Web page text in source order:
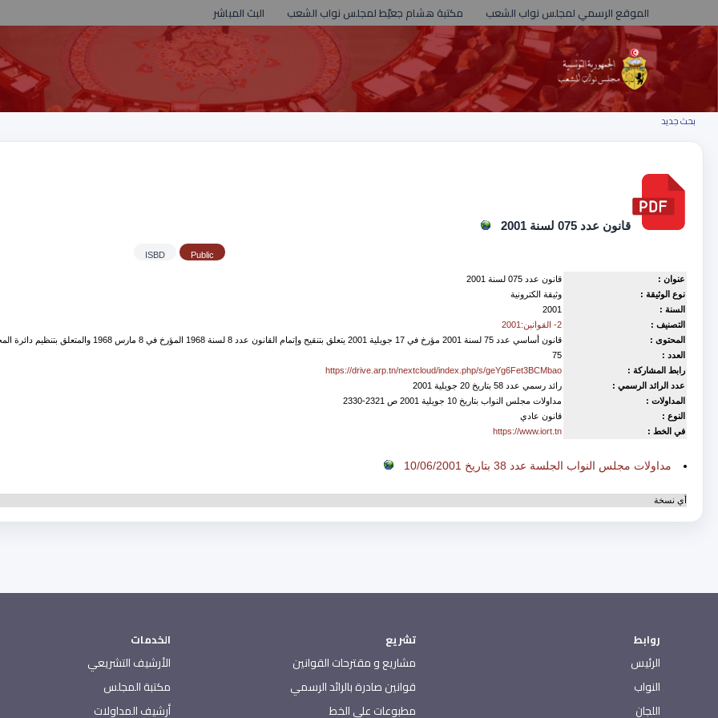
الموقع الرسمي لمجلس نواب الشعب مكتبة هشام جعيّط لمجلس نواب الشعب البث المباشر
بحث جديد
قانون عدد 075 لسنة 2001
Public
ISBD
عنوان :
قانون عدد 075 لسنة 2001
نوع الوثيقة :
وثيقة الكترونية
السنة :
2001
التصنيف :
2- القوانين:2001
المحتوى :
قانون أساسي عدد 75 لسنة 2001 مؤرخ في 17 جويلية 2001 يتعلق بتنقيح وإتمام القانون عدد 8 لسنة 1968 المؤرخ في 8 مارس 1968 والمتعلق بتنظيم دائرة المحاسبات
العدد :
75
رابط المشاركة :
https://drive.arp.tn/nextcloud/index.php/s/geYg6Fet3BCMbao
عدد الرائد الرسمي :
رائد رسمي عدد 58 بتاريخ 20 جويلية 2001
المداولات :
مداولات مجلس النواب بتاريخ 10 جويلية 2001 ص 2321-2330
النوع :
قانون عادي
في الخط :
https://www.iort.tn
مداولات مجلس النواب الجلسة عدد 38 بتاريخ 10/06/2001
أي نسخة
روابط
الرئيس
النواب
اللجان
تشريع
مشاريع و مقترحات القوانين
قوانين صادرة بالرائد الرسمي
مطبوعات على الخط
الخدمات
الأرشيف التشريعي
مكتبة المجلس
أرشيف المداولات